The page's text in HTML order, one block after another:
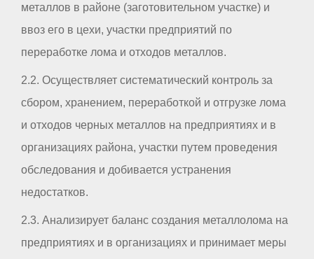
металлов в районе (заготовительном участке) и
ввоз его в цехи, участки предприятий по
переработке лома и отходов металлов.
2.2. Осуществляет систематический контроль за
сбором, хранением, переработкой и отгрузке лома
и отходов черных металлов на предприятиях и в
организациях района, участки путем проведения
обследования и добивается устранения
недостатков.
2.3. Анализирует баланс создания металлолома на
предприятиях и в организациях и принимает меры